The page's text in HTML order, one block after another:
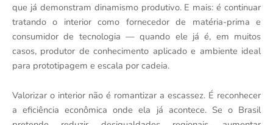
que já demonstram dinamismo produtivo. E mais: é continuar
tratando o interior como fornecedor de matéria-prima e
consumidor de tecnologia — quando ele já é, em muitos
casos, produtor de conhecimento aplicado e ambiente ideal
para prototipagem e escala por cadeia.
Valorizar o interior não é romantizar a escassez. É reconhecer
a eficiência econômica onde ela já acontece. Se o Brasil